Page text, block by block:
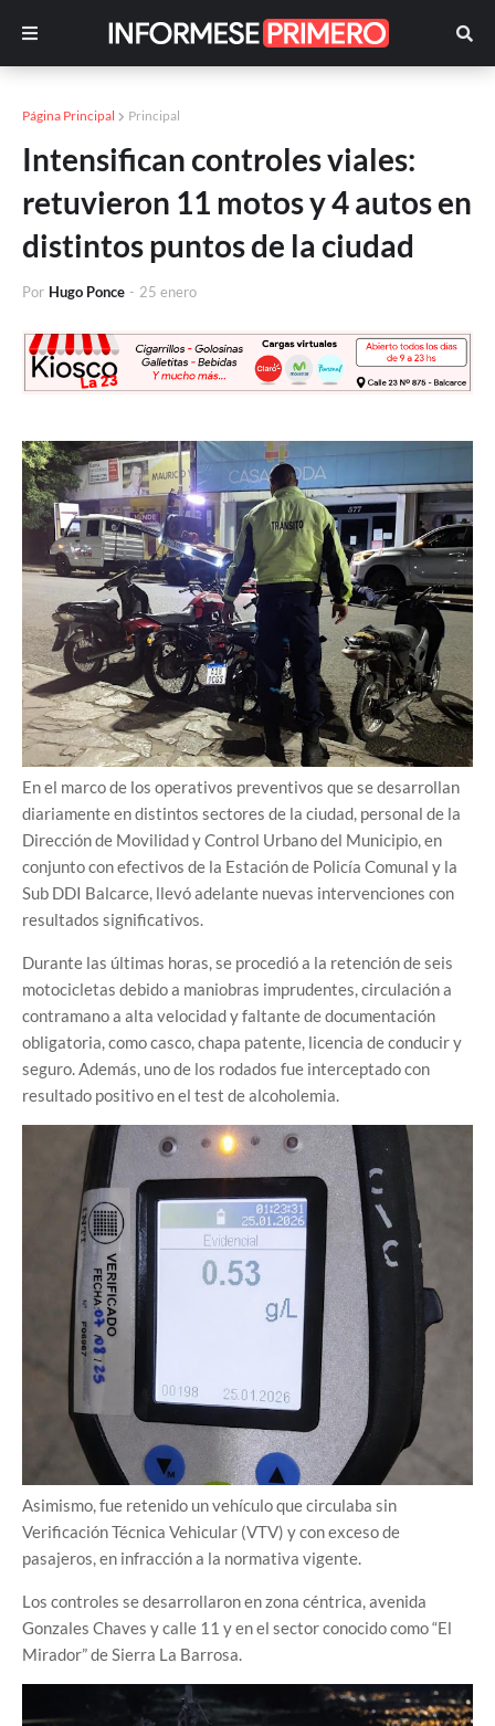
Página Principal Principal
Intensifican controles viales:
retuvieron 11 motos y 4 autos en
distintos puntos de la ciudad
Por Hugo Ponce - 25 enero
En el marco de los operativos preventivos que se desarrollan
diariamente en distintos sectores de la ciudad, personal de la
Dirección de Movilidad y Control Urbano del Municipio, en
conjunto con efectivos de la Estación de Policía Comunal y la
Sub DDI Balcarce, llevó adelante nuevas intervenciones con
resultados significativos.
Durante las últimas horas, se procedió a la retención de seis
motocicletas debido a maniobras imprudentes, circulación a
contramano a alta velocidad y faltante de documentación
obligatoria, como casco, chapa patente, licencia de conducir y
seguro. Además, uno de los rodados fue interceptado con
resultado positivo en el test de alcoholemia.
Asimismo, fue retenido un vehículo que circulaba sin
Verificación Técnica Vehicular (VTV) y con exceso de
pasajeros, en infracción a la normativa vigente.
Los controles se desarrollaron en zona céntrica, avenida
Gonzales Chaves y calle 11 y en el sector conocido como “El
Mirador” de Sierra La Barrosa.